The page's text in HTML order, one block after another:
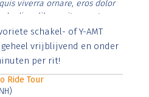
viverra ornare, eros dolor
diam libero vitae erat.
cursus id rutrum lorem
risus tristique posuere.
schakel- of Y-AMT
vrijblijvend en onder
per rit!
Ride Tour